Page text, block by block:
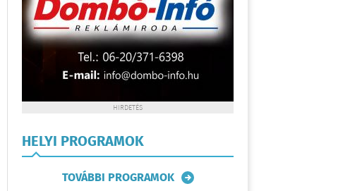
HIRDETÉS
HELYI PROGRAMOK
TOVÁBBI PROGRAMOK